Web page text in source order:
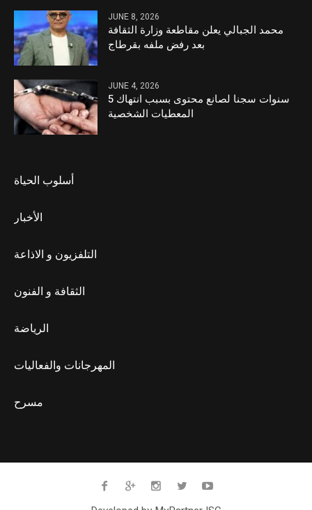
JUNE 8, 2026
محمد الجبالي يعلن مقاطعة وزارة الثقافة
بعد رفض ملفه بقرطاج
JUNE 4, 2026
5 سنوات سجنا لصانع محتوى بسبب انتهاك
المعطيات الشخصية
أسلوب الحياة
الأخبار
التلفزيون و الاذاعة
الثقافة و الفنون
الرياضة
المهرجانات والفعاليات
مسرح